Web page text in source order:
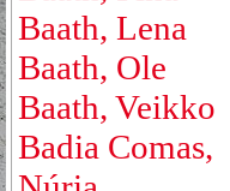
Baath, Lena
Baath, Ole
Baath, Veikko
Badia Comas,